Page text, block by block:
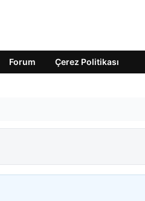
Forum Çerez Politikası